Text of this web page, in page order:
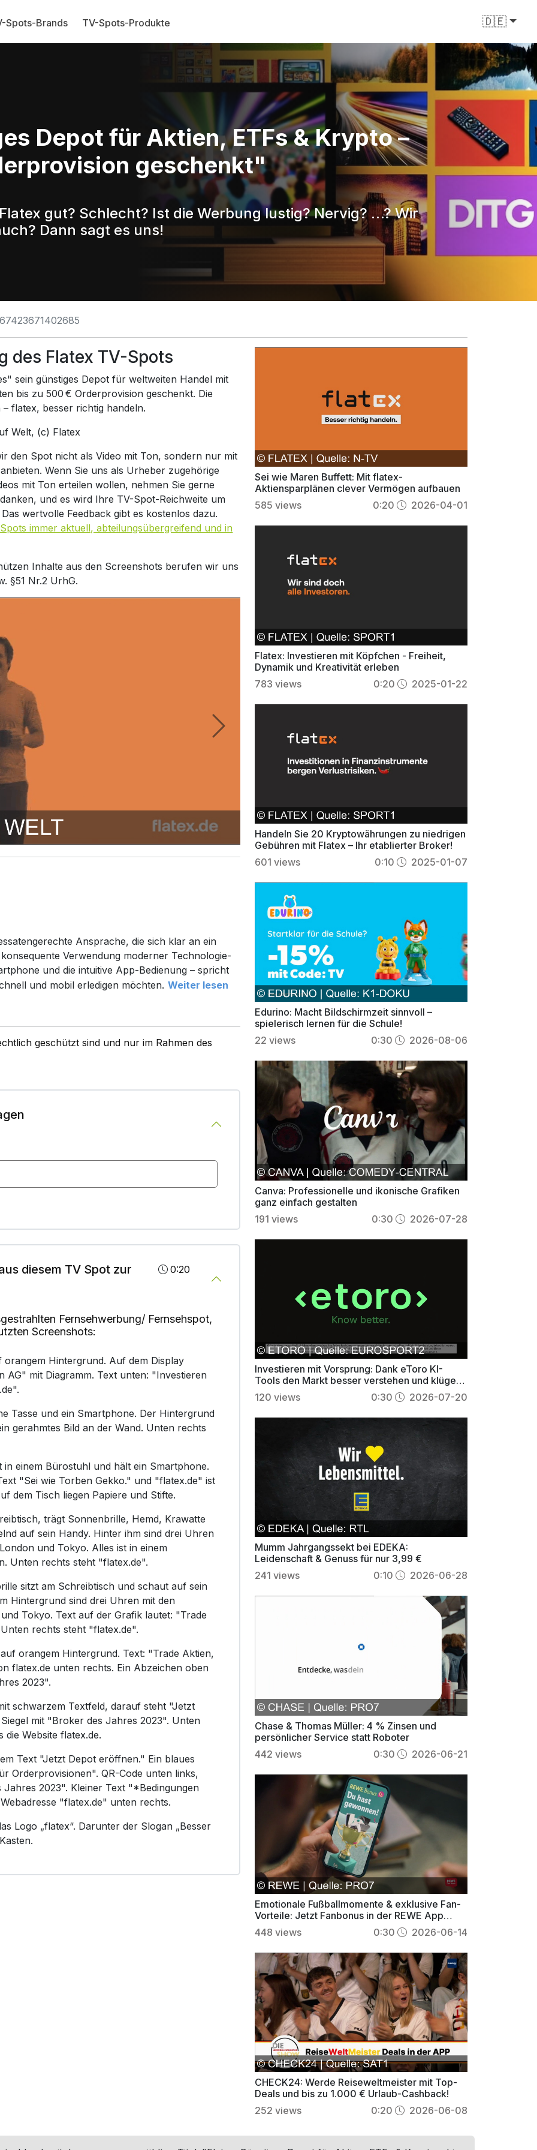
Spots-Brands TV-Spots-Produkte 🇩🇪
Depot für Aktien, ETFs & Krypto –
geschenkt"
gut? Schlecht? Ist die Werbung lustig? Nervig? …? Wir
Dann sagt es uns!
des Flatex TV-Spots
sein günstiges Depot für weltweiten Handel mit
bis zu 500 € Orderprovision geschenkt. Die
flatex, besser richtig handeln.
Welt, (c) Flatex
den Spot nicht als Video mit Ton, sondern nur mit
Wenn Sie uns als Urheber zugehörige
mit Ton erteilen wollen, nehmen Sie gerne
und es wird Ihre TV-Spot-Reichweite um
wertvolle Feedback gibt es kostenlos dazu.
immer aktuell, abteilungsübergreifend und in
Inhalte aus den Screenshots berufen wir uns
§51 Nr.2 UrhG.
Ansprache, die sich klar an ein
Verwendung moderner Technologie-
und die intuitive App-Bedienung – spricht
und mobil erledigen möchten. Weiter lesen
geschützt sind und nur im Rahmen des
diesem TV Spot zur 0:20
Fernsehwerbung/ Fernsehspot,
Screenshots:
Hintergrund. Auf dem Display
mit Diagramm. Text unten: "Investieren
Tasse und ein Smartphone. Der Hintergrund
gerahmtes Bild an der Wand. Unten rechts
einem Bürostuhl und hält ein Smartphone.
"Sei wie Torben Gekko." und "flatex.de" ist
dem Tisch liegen Papiere und Stifte.
trägt Sonnenbrille, Hemd, Krawatte
auf sein Handy. Hinter ihm sind drei Uhren
und Tokyo. Alles ist in einem
Unten rechts steht "flatex.de".
sitzt am Schreibtisch und schaut auf sein
Hintergrund sind drei Uhren mit den
Tokyo. Text auf der Grafik lautet: "Trade
rechts steht "flatex.de".
orangem Hintergrund. Text: "Trade Aktien,
flatex.de unten rechts. Ein Abzeichen oben
2023".
schwarzem Textfeld, darauf steht "Jetzt
mit "Broker des Jahres 2023". Unten
die Website flatex.de.
Text "Jetzt Depot eröffnen." Ein blaues
Orderprovisionen". QR-Code unten links,
2023". Kleiner Text "*Bedingungen
"flatex.de" unten rechts.
Logo „flatex“. Darunter der Slogan „Besser
Sei wie Maren Buffett: Mit flatex-
Aktiensparplänen clever Vermögen aufbauen
585 views 0:20 2026-04-01
Flatex: Investieren mit Köpfchen - Freiheit,
Dynamik und Kreativität erleben
783 views 0:20 2025-01-22
Handeln Sie 20 Kryptowährungen zu niedrigen
Gebühren mit Flatex – Ihr etablierter Broker!
601 views 0:10 2025-01-07
Edurino: Macht Bildschirmzeit sinnvoll –
spielerisch lernen für die Schule!
22 views 0:30 2026-08-06
Canva: Professionelle und ikonische Grafiken
ganz einfach gestalten
191 views 0:30 2026-07-28
Investieren mit Vorsprung: Dank eToro KI-
Tools den Markt besser verstehen und klüger
handeln.
120 views 0:30 2026-07-20
Mumm Jahrgangssekt bei EDEKA:
Leidenschaft & Genuss für nur 3,99 €
241 views 0:10 2026-06-28
Chase & Thomas Müller: 4 % Zinsen und
persönlicher Service statt Roboter
442 views 0:30 2026-06-21
Emotionale Fußballmomente & exklusive Fan-
Vorteile: Jetzt Fanbonus in der REWE App
sichern!
448 views 0:30 2026-06-14
CHECK24: Werde Reiseweltmeister mit Top-
Deals und bis zu 1.000 € Urlaub-Cashback!
252 views 0:20 2026-06-08